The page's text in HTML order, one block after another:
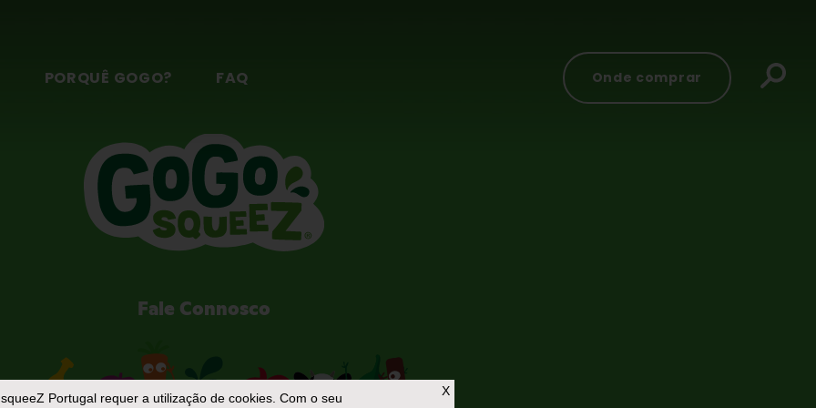
PORQUÊ GOGO? FAQ Onde comprar
Fale Connosco
X
Portugal requer a utilização de cookies. Com o seu